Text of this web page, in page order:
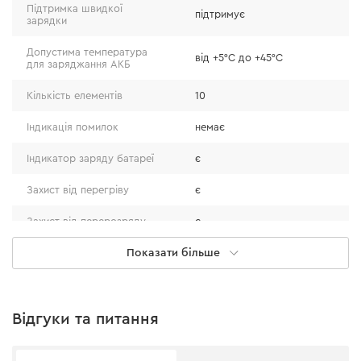
Підтримка швидкої
зарядки
підтримує
Допустима температура
для заряджання АКБ
від +5°С до +45°С
Кількість елементів 10
Індикація помилок немає
Індикатор заряду батареї є
Захист від перегріву є
Захист від перерозряду є
Захист від короткого
є
Вага
Показати більше
Відгуки та питання